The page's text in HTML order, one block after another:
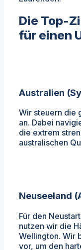
Die Top-
für einen
Australien
Wir steuern die
an. Dabei
die extrem
australischen
Neuseeland
Für den
nutzen wir die
Wellington. Wir
vor, um den